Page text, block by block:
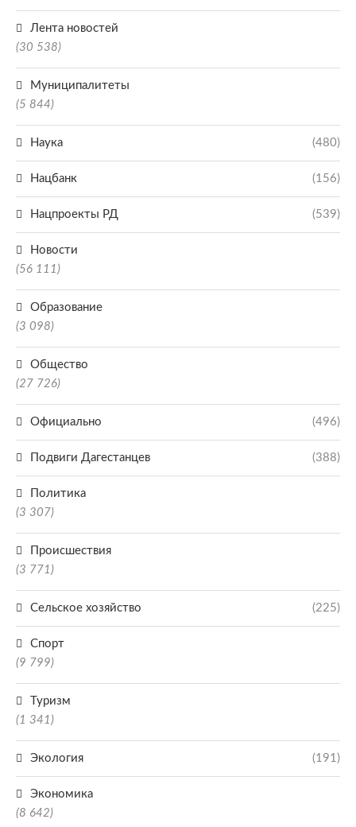
Лента новостей
(30 538)
Муниципалитеты
(5 844)
Наука (480)
Нацбанк (156)
Нацпроекты РД (539)
Новости
(56 111)
Образование
(3 098)
Общество
(27 726)
Официально (496)
Подвиги Дагестанцев (388)
Политика
(3 307)
Происшествия
(3 771)
Сельское хозяйство (225)
Спорт
(9 799)
Туризм
(1 341)
Экология (191)
Экономика
(8 642)